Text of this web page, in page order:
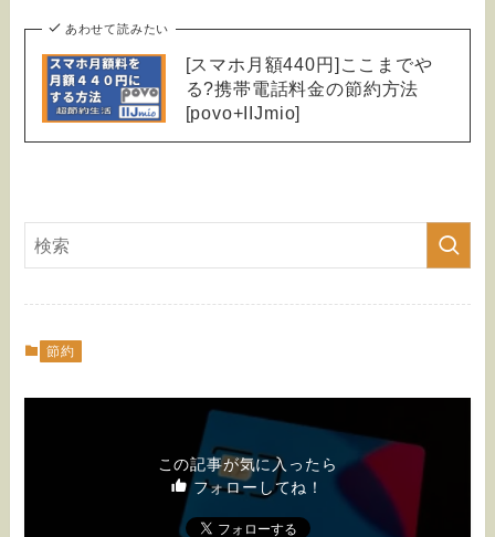
あわせて読みたい
[スマホ月額440円]ここまでや
る?携帯電話料金の節約方法
[povo+IIJmio]
節約
この記事が気に入ったら
フォローしてね！